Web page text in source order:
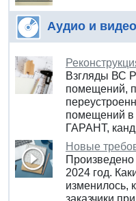
Аудио и видео
Взгляды ВС
помещений,
помещений в
ГАРАНТ,
Новые
2024 год.
изменилось,
заказчики